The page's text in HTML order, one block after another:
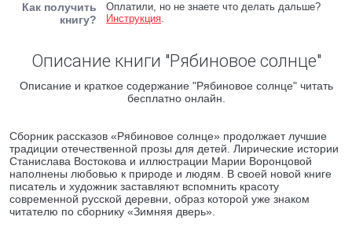
Как получить
книгу?
Оплатили, но не знаете что делать дальше?
Инструкция.
Описание книги "Рябиновое солнце"
Описание и краткое содержание "Рябиновое солнце" читать
бесплатно онлайн.
Сборник рассказов «Рябиновое солнце» продолжает лучшие
традиции отечественной прозы для детей. Лирические истории
Станислава Востокова и иллюстрации Марии Воронцовой
наполнены любовью к природе и людям. В своей новой книге
писатель и художник заставляют вспомнить красоту
современной русской деревни, образ которой уже знаком
читателю по сборнику «Зимняя дверь».